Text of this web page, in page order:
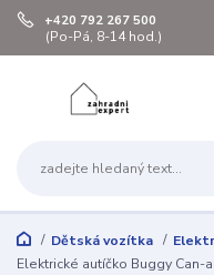
+420 792 267 500
(Po-Pá, 8-14 hod.)
Dětská vozítka
Elektrické autíčko Buggy Can-